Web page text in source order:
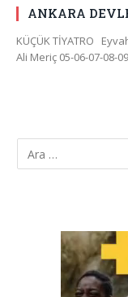
ANKARA
KÜÇÜK TİYATRO
Ali Meriç 05-06-07-08-
Video
oynatıcı